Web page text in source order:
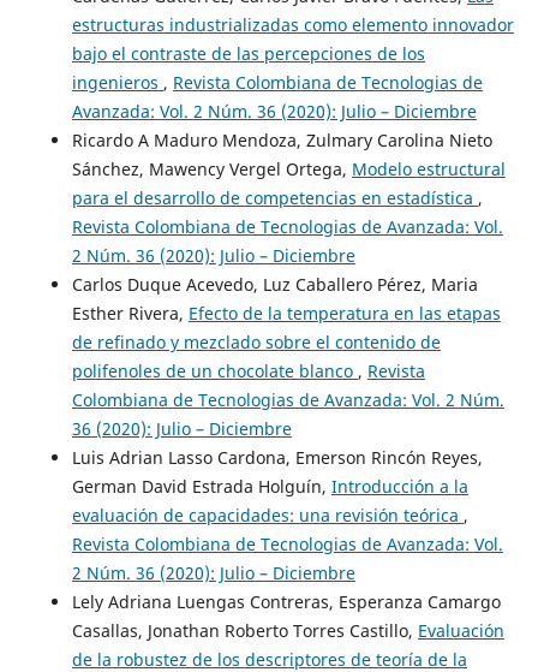
estructuras industrializadas como elemento innovador
bajo el contraste de las percepciones de los
ingenieros , Revista Colombiana de Tecnologias de
Avanzada: Vol. 2 Núm. 36 (2020): Julio – Diciembre
Ricardo A Maduro Mendoza, Zulmary Carolina Nieto
Sánchez, Mawency Vergel Ortega, Modelo estructural
para el desarrollo de competencias en estadística ,
Revista Colombiana de Tecnologias de Avanzada: Vol.
2 Núm. 36 (2020): Julio – Diciembre
Carlos Duque Acevedo, Luz Caballero Pérez, Maria
Esther Rivera, Efecto de la temperatura en las etapas
de refinado y mezclado sobre el contenido de
polifenoles de un chocolate blanco , Revista
Colombiana de Tecnologias de Avanzada: Vol. 2 Núm.
36 (2020): Julio – Diciembre
Luis Adrian Lasso Cardona, Emerson Rincón Reyes,
German David Estrada Holguín, Introducción a la
evaluación de capacidades: una revisión teórica ,
Revista Colombiana de Tecnologias de Avanzada: Vol.
2 Núm. 36 (2020): Julio – Diciembre
Lely Adriana Luengas Contreras, Esperanza Camargo
Casallas, Jonathan Roberto Torres Castillo, Evaluación
de la robustez de los descriptores de teoría de la